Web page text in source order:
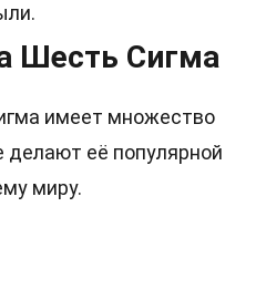
Шесть Сигма
имеет множество
её популярной
миру.